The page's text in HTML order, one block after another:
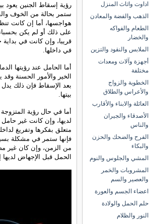
رؤية إسقاط الجنين يعود
ستمر بحالة من الخوف
هواجسها، أما إن كانت
على ذلك أو لم يكن
قريبا، وإن كانت في بداية
في داخلها.
أما الحامل عند رؤيتها
الخير والأمور الحسنة
بعد الإسقاط فإن ذلك يدل
بيتها.
أما في حال رؤية
لديها، وإن كانت غير
متعلق بفكرها وتفريغ
فإنها ستمر في مشكلة
من الزمن، وإن كان غير
الحمل قبل الإجهاض
اداوت واثاث المنزل
الذهب والفضة والمعادن
الطعام والفواكه
والخضار
الملابس والنقود والتزين
أجهزة وآلات ومعدات
مختلفة
الخطوبة والزواج
والأعراس والطلاق
العائلة والابناء والأقارب
الأصدقاء والجيران
والناس
الفرح والضحك والحزن
والبكاء
المشي والجلوس والنوم
المشروبات والخمر
والعصير والسم
اعضاء الجسم والعورة
حلم الحمل والولادة
النور والظلام